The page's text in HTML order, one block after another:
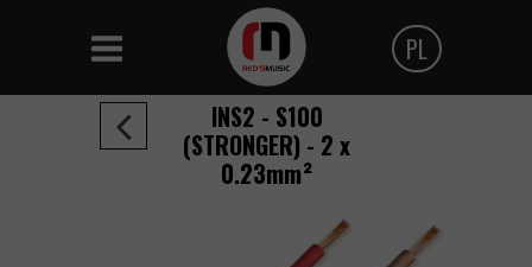
PL
Polski
INS2 - S100
(STRONGER) - 2 x
0.23mm²